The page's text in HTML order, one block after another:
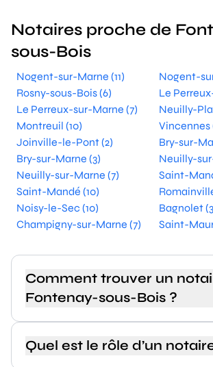
Notaires proche de
sous-Bois
Nogent-sur-Marne (11)
Nogent-
Rosny-sous-Bois (6)
Le
Le Perreux-sur-Marne (7)
Neuilly-
Montreuil (10)
Vincennes
Joinville-le-Pont (2)
Bry-sur-
Bry-sur-Marne (3)
Neuilly-
Neuilly-sur-Marne (7)
Saint-
Saint-Mandé (10)
Noisy-le-Sec (10)
Bagnolet
Champigny-sur-Marne (7)
Saint-
Comment trouver un
Fontenay-sous-Bois ?
Quel est le rôle d’un